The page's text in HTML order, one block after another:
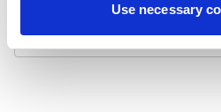
Use necessary